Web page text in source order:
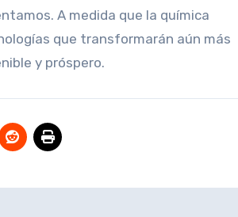
A medida que la química
que transformarán aún más
y próspero.